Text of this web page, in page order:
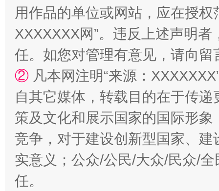
站台名比不上好声名
漫山遍野的桃花与雪山、麦地、白藏房 除
用作品的单位或网站，应在授
XXXXXXX网”。违反上述声明
任。如您对管理有意见，请向
② 凡本网注明“来源：
自其它媒体，转载目的在于传
策及文化和展示国家的国际形
竞争，对于建设创新型国家、
实意义；公众/公民/大众/民众/
任。